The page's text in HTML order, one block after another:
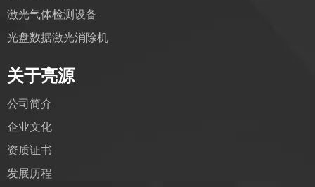
激光气体检测设备
光盘数据激光消除机
关于亮源
公司简介
企业文化
资质证书
发展历程